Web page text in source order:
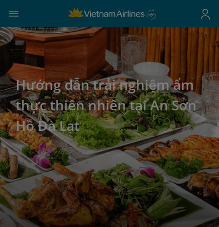
Hướng dẫn trải nghiệm ẩm
thực thiên nhiên tại An Sơn
Hồ Đà Lạt